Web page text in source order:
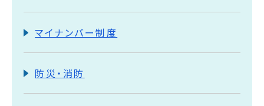
マイナンバー制度
防災・消防